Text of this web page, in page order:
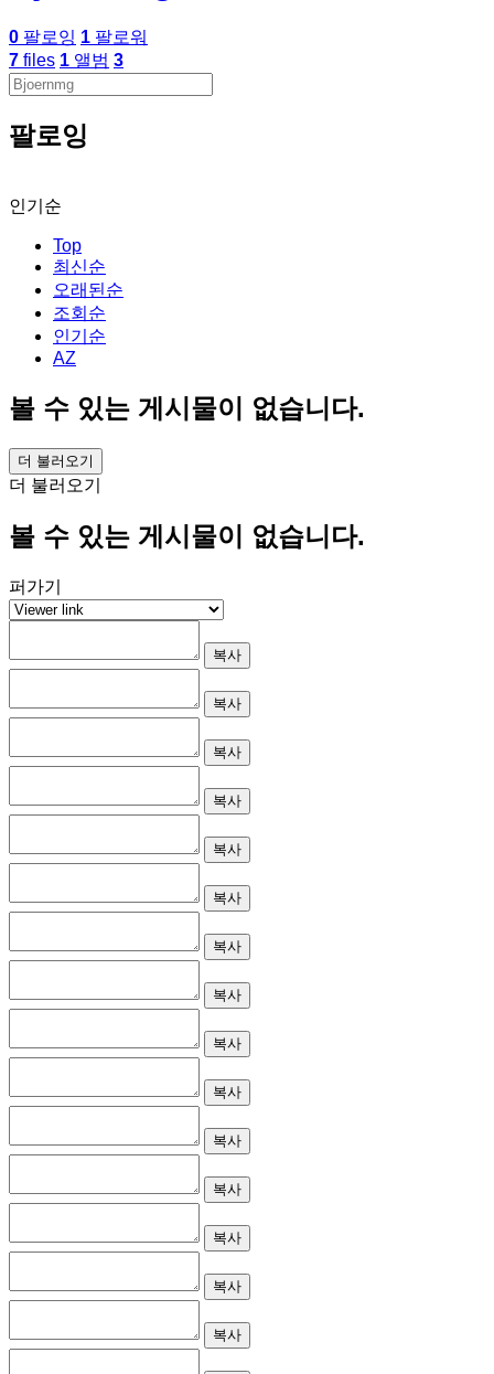
0 팔로잉 1 팔로워
7 files 1 앨범 3
팔로잉
인기순
Top
최신순
오래된순
조회순
인기순
AZ
볼 수 있는 게시물이 없습니다.
더 불러오기
더 불러오기
볼 수 있는 게시물이 없습니다.
퍼가기
복사
복사
복사
복사
복사
복사
복사
복사
복사
복사
복사
복사
복사
복사
복사